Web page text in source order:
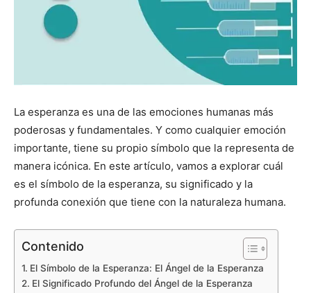
La esperanza es una de las emociones humanas más
poderosas y fundamentales. Y como cualquier emoción
importante, tiene su propio símbolo que la representa de
manera icónica. En este artículo, vamos a explorar cuál
es el símbolo de la esperanza, su significado y la
profunda conexión que tiene con la naturaleza humana.
Contenido
El Símbolo de la Esperanza: El Ángel de la Esperanza
El Significado Profundo del Ángel de la Esperanza